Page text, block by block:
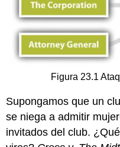
Figura 23.1
Supongamos que un
se niega a admitir
invitados del club.